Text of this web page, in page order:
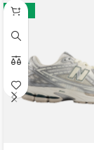
-12%